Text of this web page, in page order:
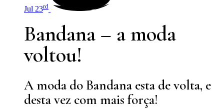
Jul 23rd
Bandana – a moda
voltou!
A moda do Bandana esta de volta, e
desta vez com mais força!